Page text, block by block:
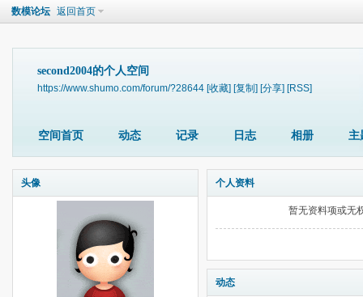
数模论坛 返回首页
second2004的个人空间
https://www.shumo.com/forum/?28644 [收藏] [复制] [分享] [RSS]
空间首页 动态 记录 日志 相册 主
头像 个人资料
暂无资料项或无
动态